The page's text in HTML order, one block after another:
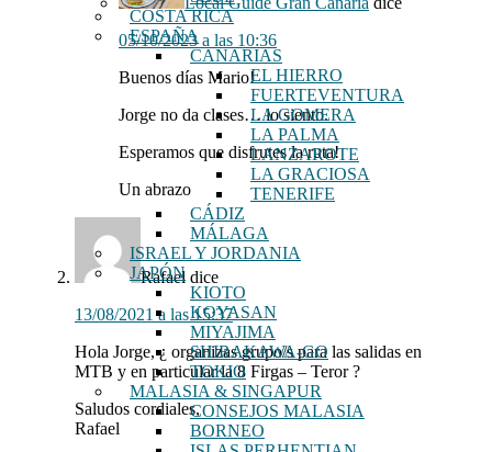
COSTA RICA
ESPAÑA
CANARIAS
EL HIERRO
FUERTEVENTURA
LA GOMERA
LA PALMA
LANZAROTE
LA GRACIOSA
TENERIFE
CÁDIZ
MÁLAGA
ISRAEL Y JORDANIA
JAPÓN
KIOTO
KOYASAN
MIYAJIMA
SHIRAKAWA-GO
TOKIO
MALASIA & SINGAPUR
CONSEJOS MALASIA
BORNEO
05/10/2023 a las 10:36
Buenos días Mario!
Jorge no da clases… lo siento.
Esperamos que disfrutes la ruta!
Un abrazo
Rafael dice
13/08/2021 a las 15:37
Hola Jorge, ¿ organizas grupo/s para las salidas en
MTB y en particular la 8 Firgas – Teror ?
Saludos cordiales,
Rafael